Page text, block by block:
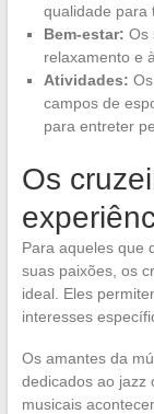
qualidade para
Bem-estar: Os
relaxamento e
Atividades:
campos de
para entreter
Os
Para aqueles que
suas paixões, os
ideal. Eles
interesses
Os amantes da
dedicados ao jazz
musicais